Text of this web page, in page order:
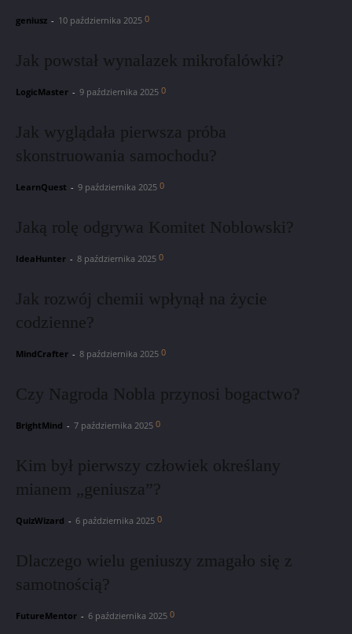
geniusz - 10 października 2025 0
Jak powstał wynalazek mikrofalówki?
LogicMaster - 9 października 2025 0
Jak wyglądała pierwsza próba
skonstruowania samochodu?
LearnQuest - 9 października 2025 0
Jaką rolę odgrywa Komitet Noblowski?
IdeaHunter - 8 października 2025 0
Jak rozwój chemii wpłynął na życie
codzienne?
MindCrafter - 8 października 2025 0
Czy Nagroda Nobla przynosi bogactwo?
BrightMind - 7 października 2025 0
Kim był pierwszy człowiek określany
mianem „geniusza”?
QuizWizard - 6 października 2025 0
Dlaczego wielu geniuszy zmagało się z
samotnością?
FutureMentor - 6 października 2025 0